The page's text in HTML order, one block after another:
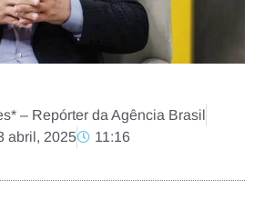
– Repórter da Agência Brasil
abril, 2025
11:16